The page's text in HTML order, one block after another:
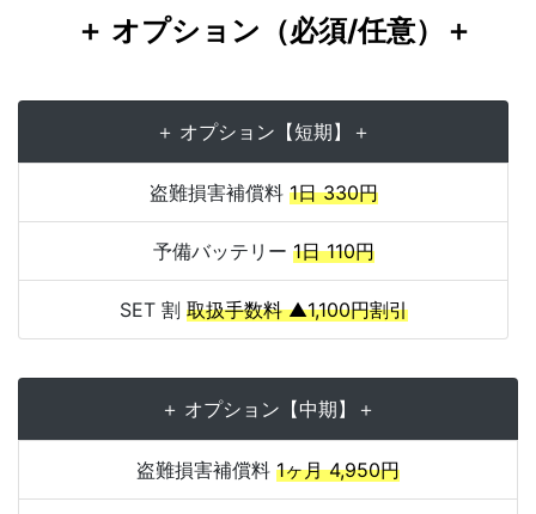
＋ オプション（必須/任意）＋
＋ オプション【短期】＋
盗難損害補償料 1日 330円
予備バッテリー 1日 110円
SET 割 取扱手数料 ▲1,100円割引
＋ オプション【中期】＋
盗難損害補償料 1ヶ月 4,950円